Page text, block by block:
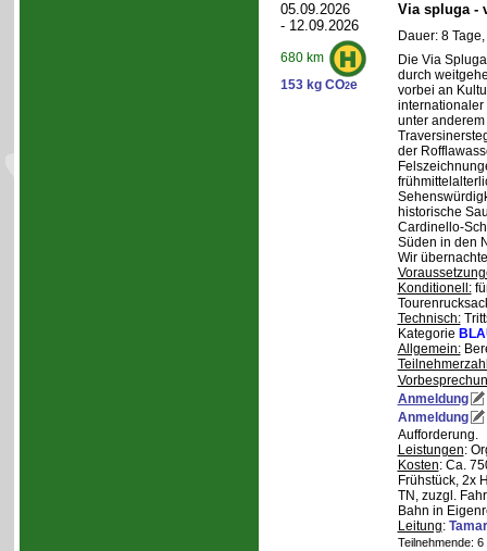
05.09.2026
- 12.09.2026
680 km
153 kg CO2e
Via spluga -
Dauer: 8
Die Via
durch
vorbei an
internationaler
unter
der
historische
Cardinello-
Süden in den
Wir
Konditionell:
Technisch:
Kategorie
Allgemein:
Anmeldung
Anmeldung
Aufforderung.
Leistungen:
Kosten: Ca.
Frühstück, 2x
TN, zuzgl.
Bahn in
Leitung:
Teilnehmende: